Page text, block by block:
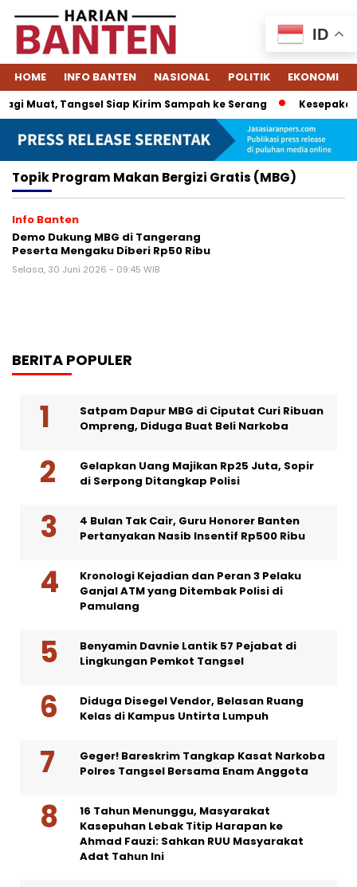
HOME INFO BANTEN NASIONAL POLITIK EKONOMI
Muat, Tangsel Siap Kirim Sampah ke Serang
TopikProgram Makan Bergizi Gratis (MBG)
Info Banten
Demo Dukung MBG di Tangerang
Peserta Mengaku Diberi Rp50 Ribu
Selasa, 30 Juni 2026 - 09:45 WIB
BERITA POPULER
Satpam Dapur MBG di Ciputat Curi Ribuan
Ompreng, Diduga Buat Beli Narkoba
Gelapkan Uang Majikan Rp25 Juta, Sopir
di Serpong Ditangkap Polisi
4 Bulan Tak Cair, Guru Honorer Banten
Pertanyakan Nasib Insentif Rp500 Ribu
Kronologi Kejadian dan Peran 3 Pelaku
Ganjal ATM yang Ditembak Polisi di
Pamulang
Benyamin Davnie Lantik 57 Pejabat di
Lingkungan Pemkot Tangsel
Diduga Disegel Vendor, Belasan Ruang
Kelas di Kampus Untirta Lumpuh
Geger! Bareskrim Tangkap Kasat Narkoba
Polres Tangsel Bersama Enam Anggota
16 Tahun Menunggu, Masyarakat
Kasepuhan Lebak Titip Harapan ke
Ahmad Fauzi: Sahkan RUU Masyarakat
Adat Tahun Ini
ID